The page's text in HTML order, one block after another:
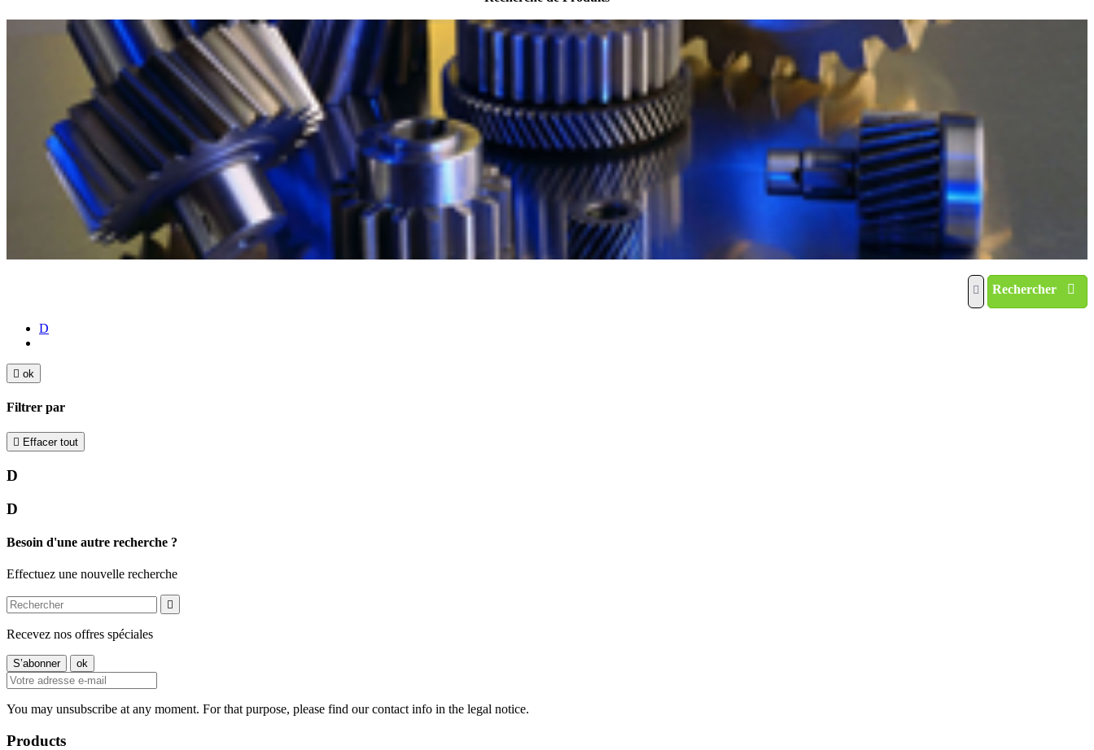
Rechercher
D
 ok
Filtrer par
 Effacer tout
D
D
Besoin d'une autre recherche ?
Effectuez une nouvelle recherche

Recevez nos offres spéciales
You may unsubscribe at any moment. For that purpose, please find our contact info in the legal notice.
Products